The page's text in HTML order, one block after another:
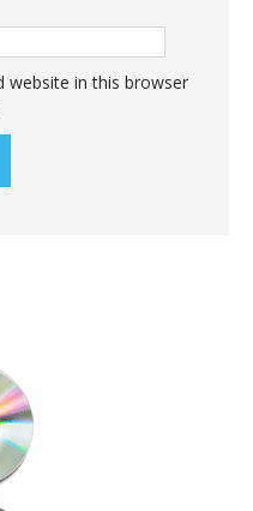
website in this browser